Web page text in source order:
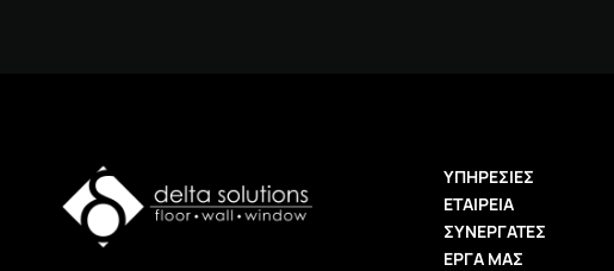
ΥΠΗΡΕΣΊΕΣ
ΕΤΑΙΡΕΊΑ
ΣΥΝΕΡΓΆΤΕΣ
ΈΡΓΑ ΜΑΣ